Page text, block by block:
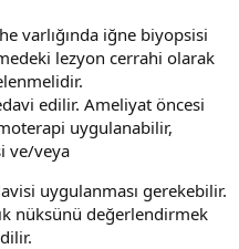
varlığında iğne biyopsisi
lezyon cerrahi olarak
edilir. Ameliyat öncesi
uygulanabilir,
ve/veya
uygulanması gerekebilir.
nüksünü değerlendirmek